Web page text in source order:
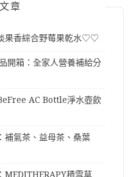
章
果香綜合野莓果乾水♡♡
開箱：全家人營養補給分
AC Bottle淨水壺飲
氣茶、益母茶、桑葉
積雪草